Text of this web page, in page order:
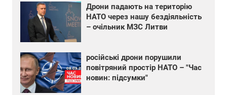
Дрони падають на територію
НАТО через нашу бездіяльність
– очільник МЗС Литви
російські дрони порушили
повітряний простір НАТО – "Час
новин: підсумки"